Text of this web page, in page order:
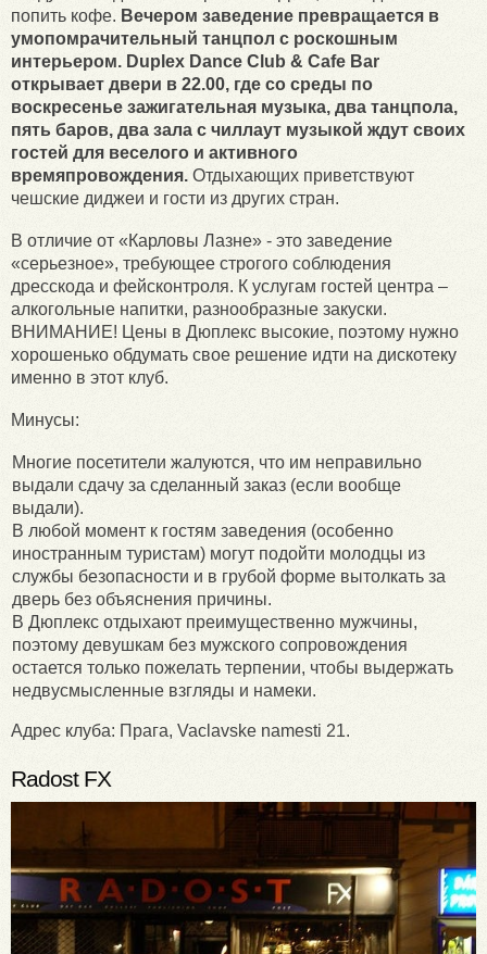
попить кофе. Вечером заведение превращается в
умопомрачительный танцпол с роскошным
интерьером. Duplex Dance Club & Cafe Bar
открывает двери в 22.00, где со среды по
воскресенье зажигательная музыка, два танцпола,
пять баров, два зала с чиллаут музыкой ждут своих
гостей для веселого и активного
времяпровождения. Отдыхающих приветствуют
чешские диджеи и гости из других стран.
В отличие от «Карловы Лазне» - это заведение
«серьезное», требующее строгого соблюдения
дресскода и фейсконтроля. К услугам гостей центра –
алкогольные напитки, разнообразные закуски.
ВНИМАНИЕ! Цены в Дюплекс высокие, поэтому нужно
хорошенько обдумать свое решение идти на дискотеку
именно в этот клуб.
Минусы:
Многие посетители жалуются, что им неправильно
выдали сдачу за сделанный заказ (если вообще
выдали).
В любой момент к гостям заведения (особенно
иностранным туристам) могут подойти молодцы из
службы безопасности и в грубой форме вытолкать за
дверь без объяснения причины.
В Дюплекс отдыхают преимущественно мужчины,
поэтому девушкам без мужского сопровождения
остается только пожелать терпении, чтобы выдержать
недвусмысленные взгляды и намеки.
Адрес клуба: Прага, Vaclavske namesti 21.
Radost FX